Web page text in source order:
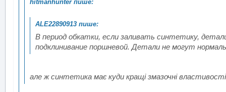
В период обкатки, если заливать синтетику,
подклинивание поршневой. Детали не могут
але ж синтетика має куди кращі змазочні